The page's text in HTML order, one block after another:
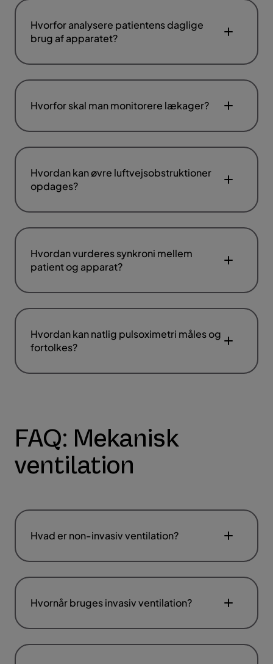
Hvorfor analysere patientens daglige
brug af apparatet?
Hvorfor skal man monitorere lækager?
Hvordan kan øvre luftvejsobstruktioner
opdages?
Hvordan vurderes synkroni mellem
patient og apparat?
Hvordan kan natlig pulsoximetri måles og
fortolkes?
FAQ: Mekanisk
ventilation
Hvad er non-invasiv ventilation?
Hvornår bruges invasiv ventilation?